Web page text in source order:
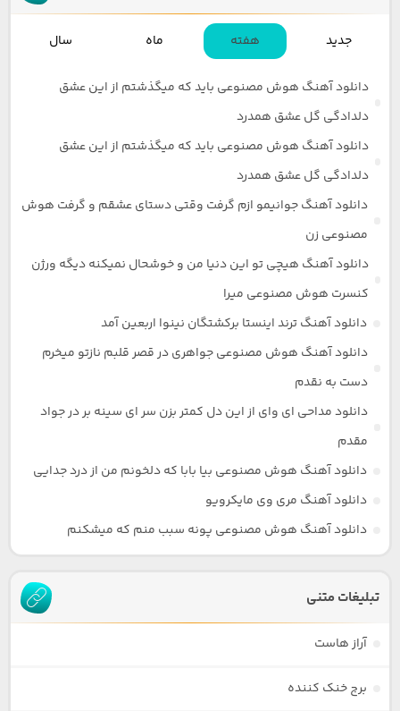
جدید هفته ماه سال
دانلود آهنگ هوش مصنوعی باید که میگذشتم از این عشق
دلدادگی گل عشق همدرد
دانلود آهنگ هوش مصنوعی باید که میگذشتم از این عشق
دلدادگی گل عشق همدرد
دانلود آهنگ جوانیمو ازم گرفت وقتی دستای عشقم و گرفت هوش
مصنوعی زن
دانلود آهنگ هیچی تو این دنیا من و خوشحال نمیکنه دیگه ورژن
کنسرت هوش مصنوعی میرا
دانلود آهنگ ترند اینستا برکشتگان نینوا اربعین آمد
دانلود آهنگ هوش مصنوعی جواهری در قصر قلبم نازتو میخرم
دست به نقدم
دانلود مداحی ای وای از این دل کمتر بزن سر ای سینه بر در جواد
مقدم
دانلود آهنگ هوش مصنوعی بیا بابا که دلخونم من از درد جدایی
دانلود آهنگ مری وی مایکرویو
دانلود آهنگ هوش مصنوعی پونه سبب منم که میشکنم
تبلیغات متنی
آراز هاست
برج خنک کننده